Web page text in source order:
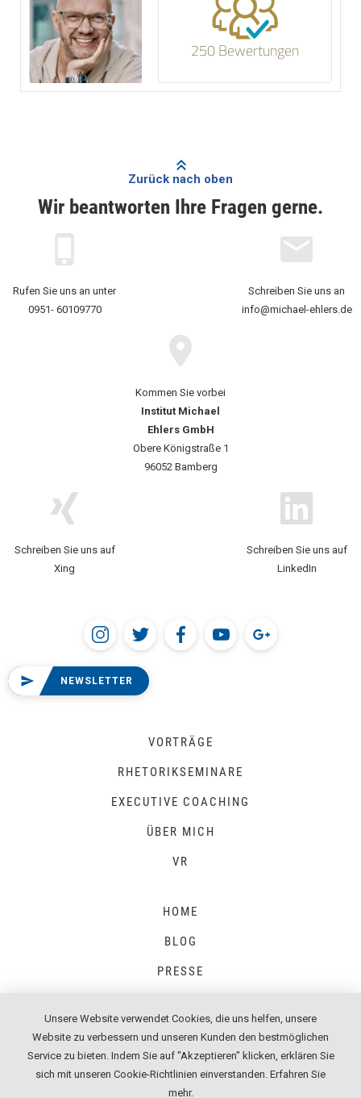
250 Bewertungen
Wir beantworten Ihre Fragen gerne.
Zurück nach oben
Rufen Sie uns an unter
0951- 60109770
Schreiben Sie uns an
info@michael-ehlers.de
Kommen Sie vorbei
Institut Michael
Ehlers GmbH
Obere Königstraße 1
96052 Bamberg
Schreiben Sie uns auf
Xing
Schreiben Sie uns auf
LinkedIn
NEWSLETTER
HOME
VORTRÄGE
RHETORIKSEMINARE
EXECUTIVE COACHING
ÜBER MICH
VR
BLOG
PRESSE
IMPRESSUM
DATENSCHUTZ
Unsere Website verwendet Cookies, die uns helfen, unsere
Website zu verbessern und unseren Kunden den bestmöglichen
Service zu bieten. Indem Sie auf "Akzeptieren" klicken, erklären Sie
sich mit unseren Cookie-Richtlinien einverstanden. Erfahren Sie
mehr.